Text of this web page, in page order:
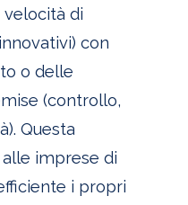
di
con
o delle
(controllo,
Questa
imprese di
i propri